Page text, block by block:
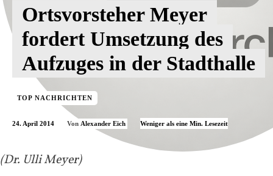
(Dr. Ulli Meyer)
Ortsvorsteher Meyer
fordert Umsetzung des
Aufzuges in der Stadthalle
TOP NACHRICHTEN
24. April 2014 Von Alexander Eich Weniger als eine Min. Lesezeit